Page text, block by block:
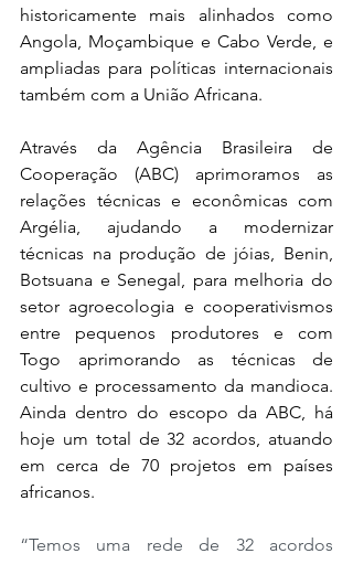
historicamente mais alinhados como
Angola, Moçambique e Cabo Verde, e
ampliadas para políticas internacionais
também com a União Africana.
Através da Agência Brasileira de
Cooperação (ABC) aprimoramos as
relações técnicas e econômicas com
Argélia, ajudando a modernizar
técnicas na produção de jóias, Benin,
Botsuana e Senegal, para melhoria do
setor agroecologia e cooperativismos
entre pequenos produtores e com
Togo aprimorando as técnicas de
cultivo e processamento da mandioca.
Ainda dentro do escopo da ABC, há
hoje um total de 32 acordos, atuando
em cerca de 70 projetos em países
africanos.
“Temos uma rede de 32 acordos